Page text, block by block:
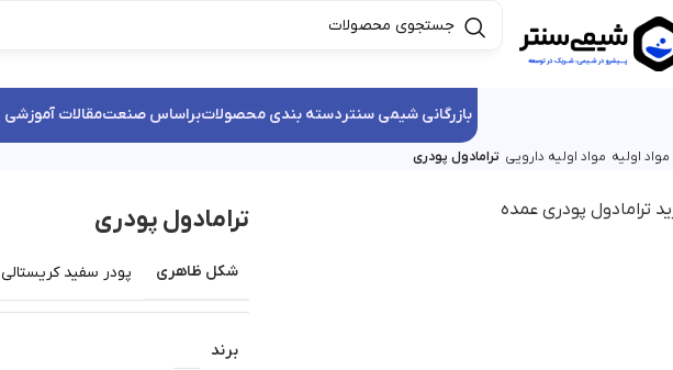
بازرگانی شیمی سنتردسته بندی محصولاتبراساس صنعتمقالات آموزشی
اولیه مواد اولیه دارویی ترامادول پودری
ترامادول پودری
شکل ظاهری پودر سفید کریستالی
برند